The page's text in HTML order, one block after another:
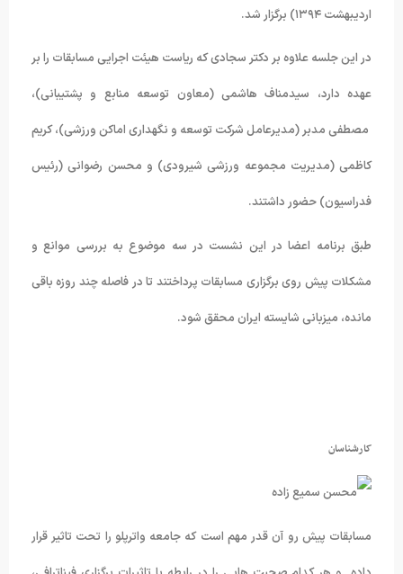
اردیبهشت ۱۳۹۴) برگزار شد.
در این جلسه علاوه بر دکتر سجادی که ریاست هیئت اجرایی مسابقات را بر
عهده دارد، سیدمناف هاشمی (معاون توسعه منابع و پشتیبانی)،
مصطفی مدبر(مدیرعامل شرکت توسعه و نگهداری اماکن ورزشی)، کریم
کاظمی (مدیریت مجموعه ورزشی شیرودی) و محسن رضوانی (رئیس
فدراسیون) حضور داشتند.
طبق برنامه اعضا در این نشست در سه موضوع به بررسی موانع و
مشکلات پیش روی برگزاری مسابقات پرداختند تا در فاصله چند روزه باقی
مانده، میزبانی شایسته ایران محقق شود.
کارشناسان
مسابقات پیش رو آن قدر مهم است که جامعه واترپلو را تحت تاثیر قرار